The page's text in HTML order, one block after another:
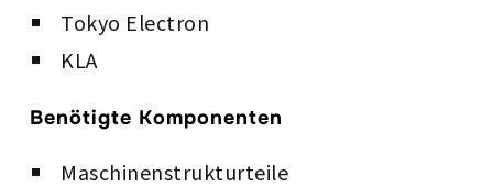
Tokyo Electron
KLA
Benötigte Komponenten
Maschinenstrukturteile